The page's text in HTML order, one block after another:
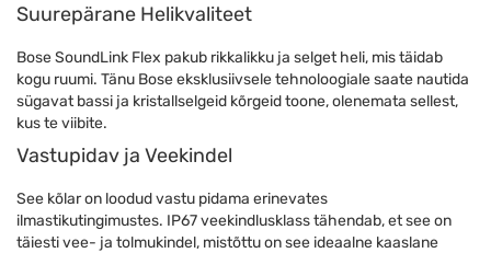
Suurepärane Helikvaliteet
Bose SoundLink Flex pakub rikkalikku ja selget heli, mis täidab
kogu ruumi. Tänu Bose eksklusiivsele tehnoloogiale saate nautida
sügavat bassi ja kristallselgeid kõrgeid toone, olenemata sellest,
kus te viibite.
Vastupidav ja Veekindel
See kõlar on loodud vastu pidama erinevates
ilmastikutingimustes. IP67 veekindlusklass tähendab, et see on
täiesti vee- ja tolmukindel, mistõttu on see ideaalne kaaslane